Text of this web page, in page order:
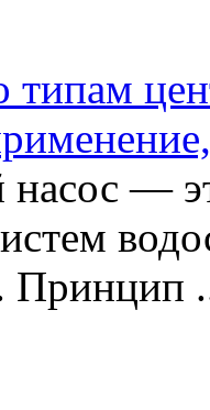
типам
—
Принцип